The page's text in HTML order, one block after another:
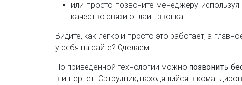
или просто позвоните менеджеру
качество связи онлайн звонка.
Видите, как легко и просто это работает, а
у себя на сайте? Сделаем!
По приведенной технологии можно позвонить
в интернет. Сотрудник, находящийся в